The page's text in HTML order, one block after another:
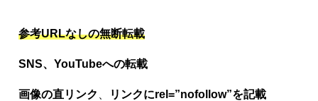
参考URLなしの無断転載
SNS、 YouTubeへの転載
画像の直リンク リンクにrel=”nofollow”を記載